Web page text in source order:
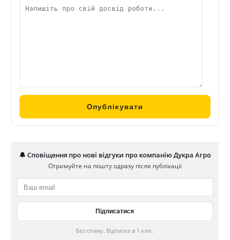
🔔 Сповіщення про нові відгуки про компанію Дукра Агро
Отримуйте на пошту одразу після публікації
Без спаму. Відписка в 1 клік.